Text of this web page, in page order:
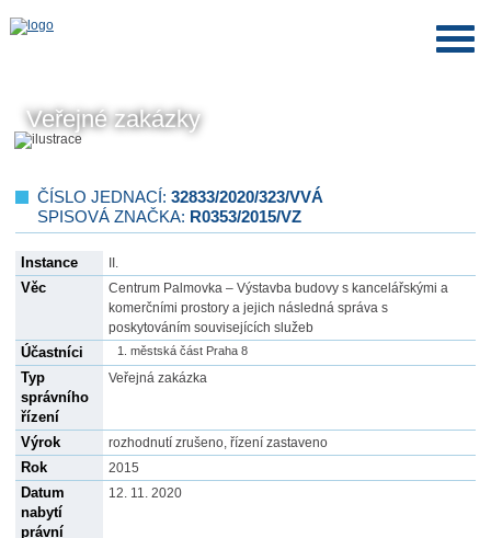
Veřejné zakázky
ČÍSLO JEDNACÍ: 32833/2020/323/VVÁ
SPISOVÁ ZNAČKA: R0353/2015/VZ
Instance II.
Věc
Centrum Palmovka – Výstavba budovy s kancelářskými a
komerčními prostory a jejich následná správa s
poskytováním souvisejících služeb
Účastníci městská část Praha 8
Typ
správního
řízení
Veřejná zakázka
Výrok rozhodnutí zrušeno, řízení zastaveno
Rok 2015
Datum
nabytí
právní
12. 11. 2020